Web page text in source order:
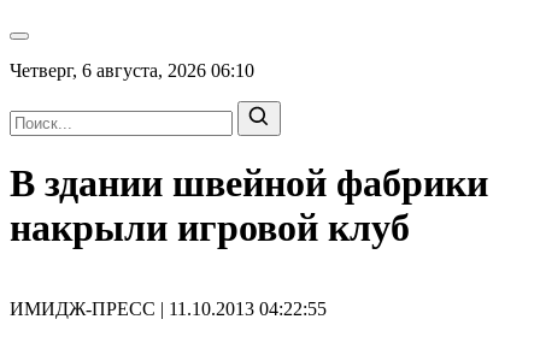
Четверг, 6 августа, 2026 06:10
В здании швейной фабрики
накрыли игровой клуб
ИМИДЖ-ПРЕСС | 11.10.2013 04:22:55